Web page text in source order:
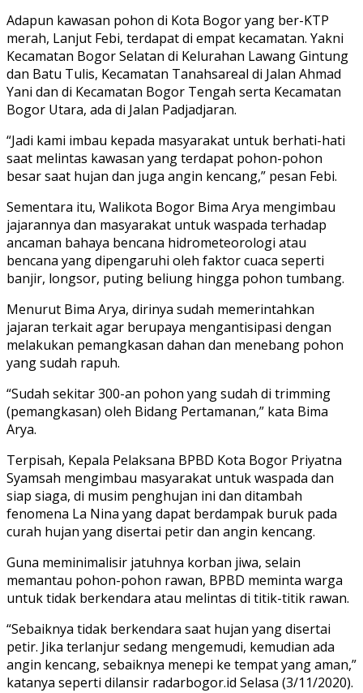
Adapun kawasan pohon di Kota Bogor yang ber-KTP
merah, Lanjut Febi, terdapat di empat kecamatan. Yakni
Kecamatan Bogor Selatan di Kelurahan Lawang Gintung
dan Batu Tulis, Kecamatan Tanahsareal di Jalan Ahmad
Yani dan di Kecamatan Bogor Tengah serta Kecamatan
Bogor Utara, ada di Jalan Padjadjaran.
“Jadi kami imbau kepada masyarakat untuk berhati-hati
saat melintas kawasan yang terdapat pohon-pohon
besar saat hujan dan juga angin kencang,” pesan Febi.
Sementara itu, Walikota Bogor Bima Arya mengimbau
jajarannya dan masyarakat untuk waspada terhadap
ancaman bahaya bencana hidrometeorologi atau
bencana yang dipengaruhi oleh faktor cuaca seperti
banjir, longsor, puting beliung hingga pohon tumbang.
Menurut Bima Arya, dirinya sudah memerintahkan
jajaran terkait agar berupaya mengantisipasi dengan
melakukan pemangkasan dahan dan menebang pohon
yang sudah rapuh.
“Sudah sekitar 300-an pohon yang sudah di trimming
(pemangkasan) oleh Bidang Pertamanan,” kata Bima
Arya.
Terpisah, Kepala Pelaksana BPBD Kota Bogor Priyatna
Syamsah mengimbau masyarakat untuk waspada dan
siap siaga, di musim penghujan ini dan ditambah
fenomena La Nina yang dapat berdampak buruk pada
curah hujan yang disertai petir dan angin kencang.
Guna meminimalisir jatuhnya korban jiwa, selain
memantau pohon-pohon rawan, BPBD meminta warga
untuk tidak berkendara atau melintas di titik-titik rawan.
“Sebaiknya tidak berkendara saat hujan yang disertai
petir. Jika terlanjur sedang mengemudi, kemudian ada
angin kencang, sebaiknya menepi ke tempat yang aman,”
katanya seperti dilansir radarbogor.id Selasa (3/11/2020).